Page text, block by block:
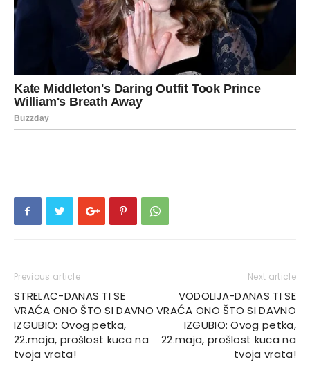
Previous article
STRELAC-DANAS TI SE
VRAĆA ONO ŠTO SI DAVNO
IZGUBIO: Ovog petka,
22.maja, prošlost kuca na
tvoja vrata!
Next article
VODOLIJA-DANAS TI SE
VRAĆA ONO ŠTO SI DAVNO
IZGUBIO: Ovog petka,
22.maja, prošlost kuca na
tvoja vrata!